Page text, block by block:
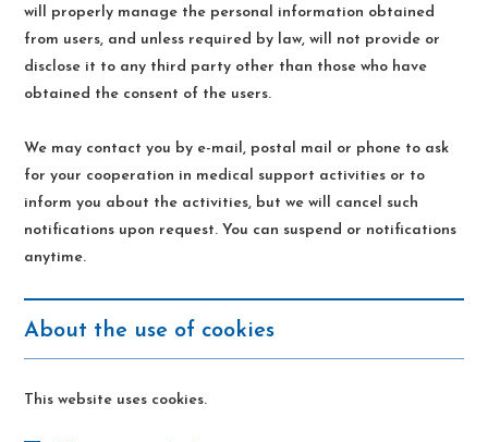
will properly manage the personal information obtained
from users, and unless required by law, will not provide or
disclose it to any third party other than those who have
obtained the consent of the users.
We may contact you by e-mail, postal mail or phone to ask
for your cooperation in medical support activities or to
inform you about the activities, but we will cancel such
notifications upon request. You can suspend or notifications
anytime.
About the use of cookies
This website uses cookies.